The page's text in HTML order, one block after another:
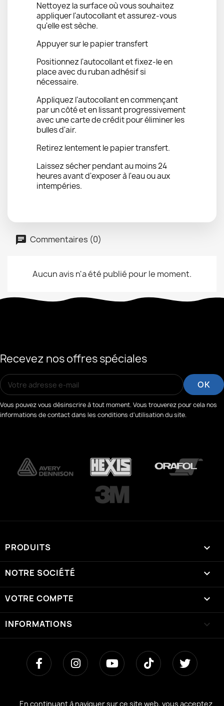
En continuant à naviguer sur ce site web, vous acceptez
Nettoyez la surface où vous souhaitez
appliquer l'autocollant et assurez-vous
qu'elle est sèche.
Appuyer sur le papier transfert
Positionnez l'autocollant et fixez-le en
place avec du ruban adhésif si
nécessaire.
Appliquez l'autocollant en commençant
par un côté et en lissant progressivement
avec une carte de crédit pour éliminer les
bulles d'air.
Retirez lentement le papier transfert.
Laissez sécher pendant au moins 24
heures avant d'exposer à l'eau ou aux
intempéries.
Commentaires (0)
Aucun avis n'a été publié pour le moment.
Recevez nos offres spéciales
Vous pouvez vous désinscrire à tout moment. Vous trouverez pour cela nos
informations de contact dans les conditions d'utilisation du site.
PRODUITS 
NOTRE SOCIÉTÉ 
VOTRE COMPTE 
INFORMATIONS keyboard_arrow_down
En continuant à naviguer sur ce site web, vous acceptez